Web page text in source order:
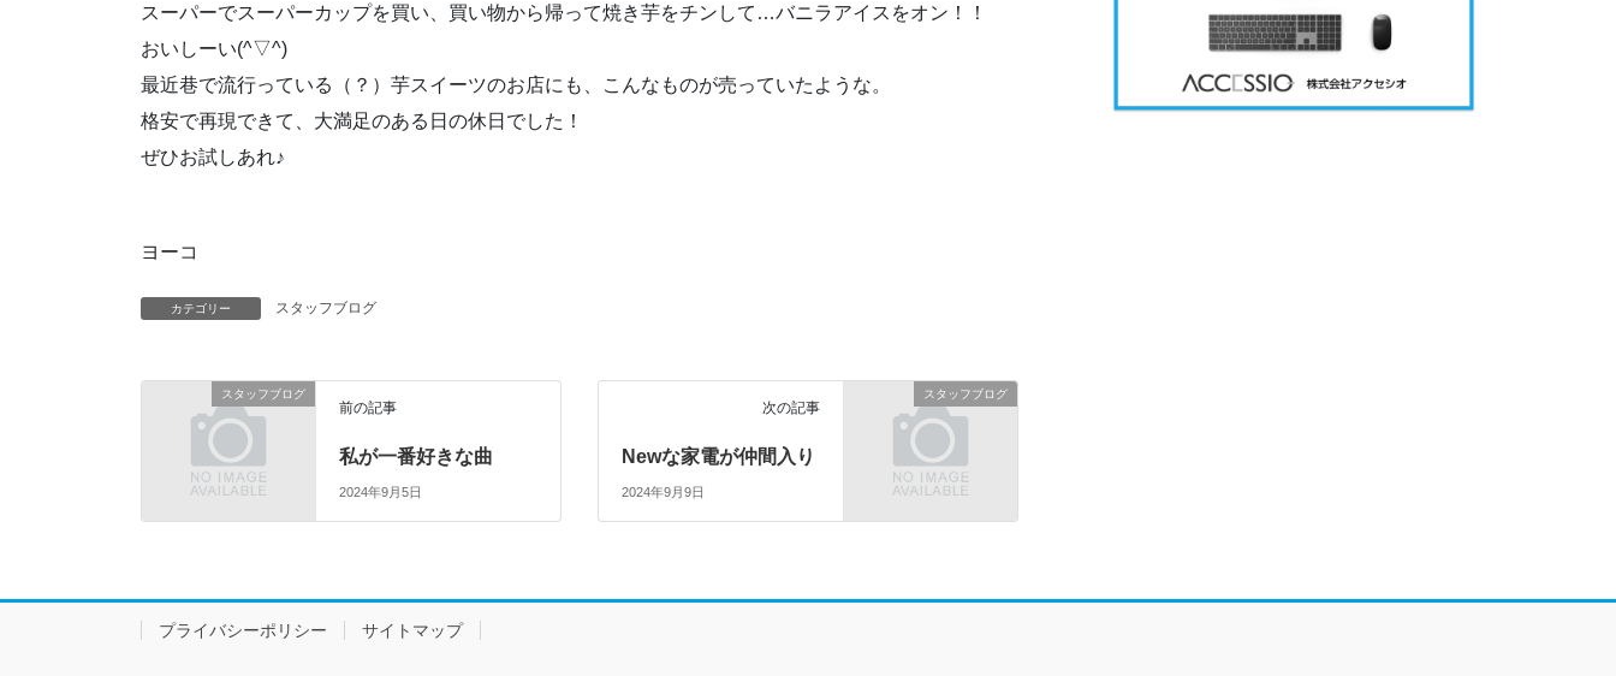
スーパーでスーパーカップを買い、買い物から帰って焼き芋をチンして…バニラアイスをオン！！
おいしーい(^▽^)
最近巷で流行っている（？）芋スイーツのお店にも、こんなものが売っていたような。
格安で再現できて、大満足のある日の休日でした！
ぜひお試しあれ♪
ヨーコ
カテゴリー スタッフブログ
スタッフブログ
前の記事
私が一番好きな曲
2024年9月5日
スタッフブログ
次の記事
Newな家電が仲間入り
2024年9月9日
プライバシーポリシー サイトマップ